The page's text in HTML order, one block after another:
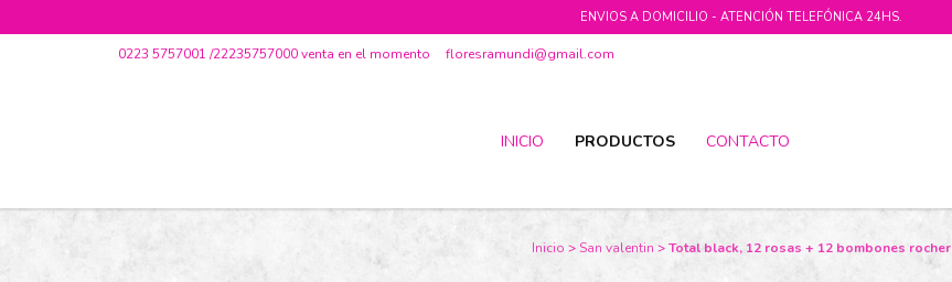
ENVIOS A DOMICILIO - ATENCIÓN TELEFÓNICA 24HS.
0223 5757001 /22235757000 venta en el momento floresramundi@gmail.com
INICIO PRODUCTOS CONTACTO
Inicio > San valentin >Total black, 12 rosas + 12 bombones rocher